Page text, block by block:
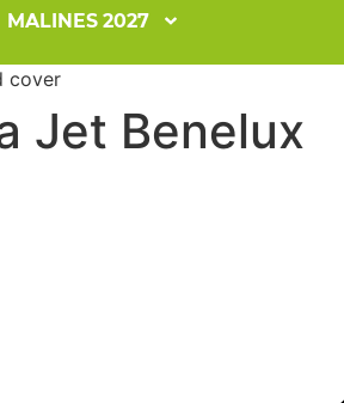
MALINES 2027
Jet Benelux